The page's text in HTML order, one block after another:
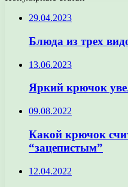
29.04.2023
Блюда из трех
13.06.2023
Яркий крючок
09.08.2022
Какой крючок
“зацепистым”
12.04.2022